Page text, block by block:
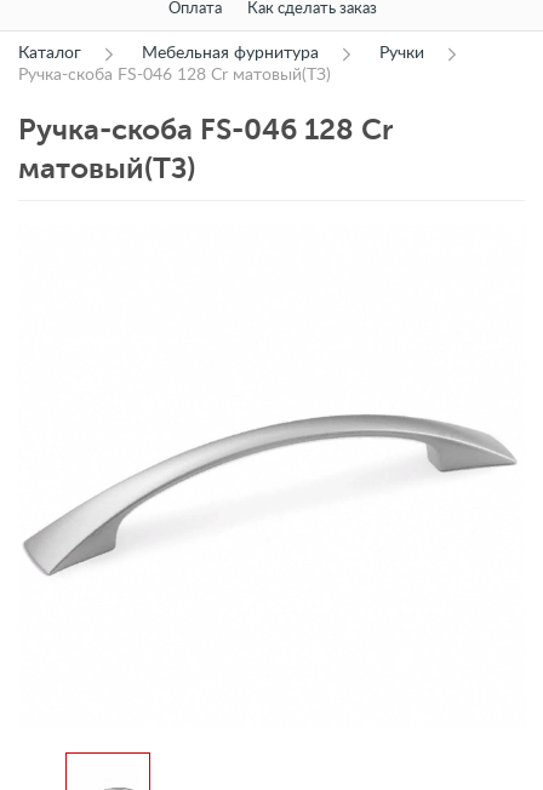
Оплата Как сделать заказ
Каталог Мебельная фурнитура
Ручки
Ручка-скоба FS-046 128 Cr матовый(ТЗ)
Ручка-скоба FS-046 128 Cr
матовый(ТЗ)